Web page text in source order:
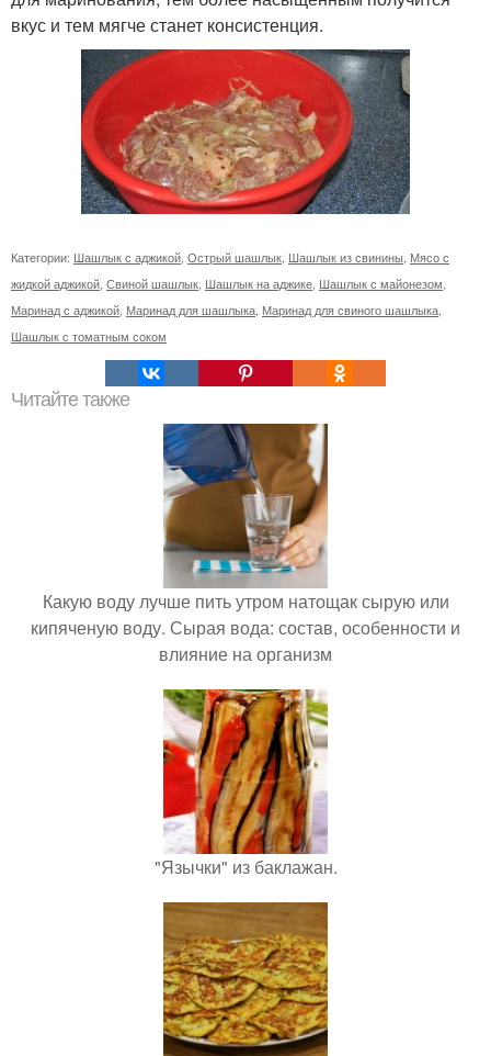
вкус и тем мягче станет консистенция.
Категории: Шашлык с аджикой Острый шашлык Шашлык из свинины Мясо с
жидкой аджикой Свиной шашлык Шашлык на аджике Шашлык с майонезом
Маринад с аджикой Маринад для шашлыка Маринад для свиного шашлыка
Шашлык с томатным соком
Читайте также
Какую воду лучше пить утром натощак сырую или
кипяченую воду. Сырая вода: состав, особенности и
влияние на организм
"Язычки" из баклажан.